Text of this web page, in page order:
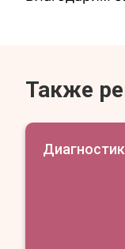
Также